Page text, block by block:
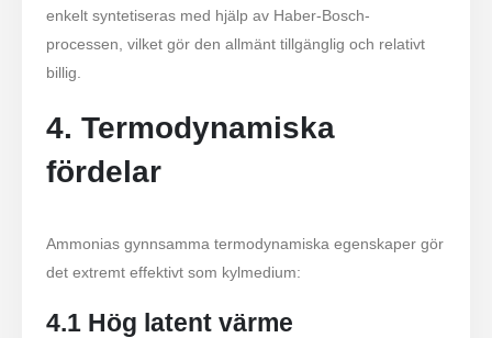
enkelt syntetiseras med hjälp av Haber-Bosch-
processen, vilket gör den allmänt tillgänglig och relativt
billig.
4. Termodynamiska
fördelar
Ammonias gynnsamma termodynamiska egenskaper gör
det extremt effektivt som kylmedium:
4.1 Hög latent värme